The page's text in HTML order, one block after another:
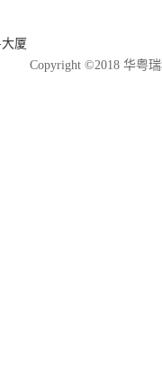
厦
Copyright ©2018 华粤